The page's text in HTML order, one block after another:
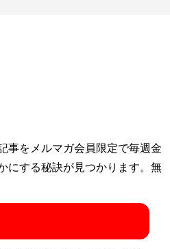
究所所長。日本ペンクラブ正会
客として執筆活動を展開した
置いている。『
終わり ヘイトスピーチはなぜ
事をメルマガ会員限定で毎週金
にする秘訣が見つかります。無